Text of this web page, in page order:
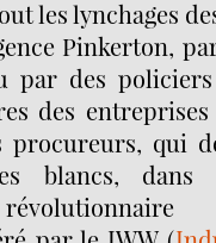
les lynchages
Pinkerton,
par des
des
procureurs, qui
blancs,